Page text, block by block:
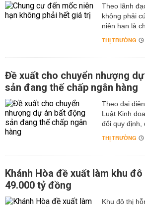
Theo lãnh
không phải
niên hạn là
THỊ TRƯỜNG
Đề xuất cho chuyển nhượng
sản đang thế chấp ngân hàng
Theo đại
Luật Kinh
đổi quy định,
THỊ TRƯỜNG
Khánh Hòa đề xuất làm khu
49.000 tỷ đồng
Khu đô thị